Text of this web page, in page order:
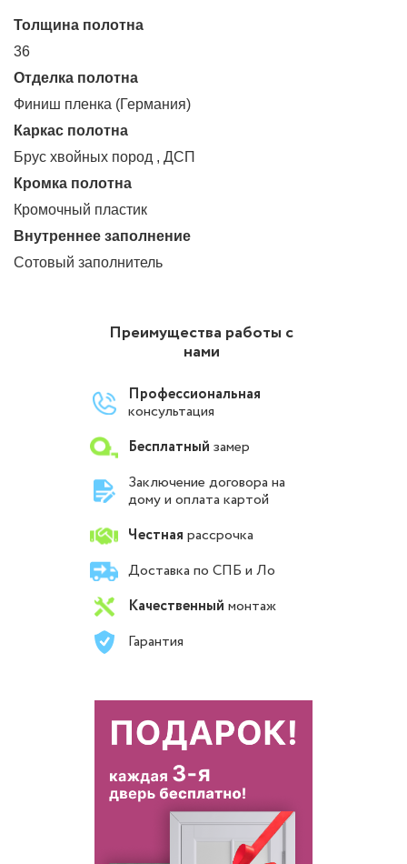
Толщина полотна
36
Отделка полотна
Финиш пленка (Германия)
Каркас полотна
Брус хвойных пород , ДСП
Кромка полотна
Кромочный пластик
Внутреннее заполнение
Сотовый заполнитель
Преимущества работы с
нами
Профессиональная
консультация
Бесплатный замер
Заключение договора на
дому и оплата картой
Честная рассрочка
Доставка по СПБ и Ло
Качественный монтаж
Гарантия